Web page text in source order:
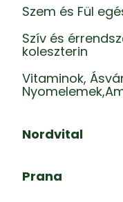
Szem és Fül
Szív és
koleszterin
Vitaminok,
Nordvital
Prana